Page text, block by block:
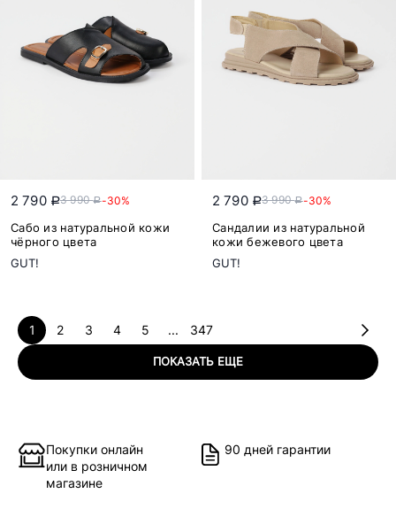
2 790 a3 990a-30%
Сабо из натуральной кожи
чёрного цвета
GUT!
2 790 a3 990a-30%
Сандалии из натуральной
кожи бежевого цвета
GUT!
1 2 3 4 5 ... 347
ПОКАЗАТЬ ЕЩЕ
Покупки онлайн
или в розничном
магазине
90 дней гарантии